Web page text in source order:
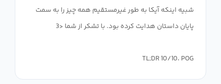
شبیه اینکه آیکا به طور غیرمستقیم همه چیز را به سمت
TL;DR 10/10، POG